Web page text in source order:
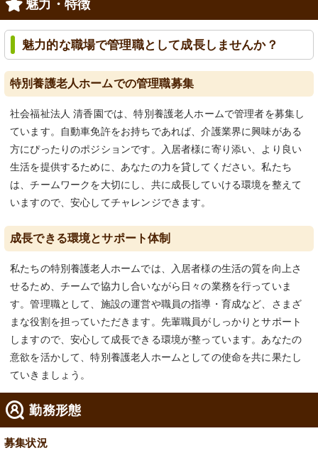
魅力・特徴
魅力的な職場で管理職として成長しませんか？
特別養護老人ホームでの管理職募集
社会福祉法人 清香園では、特別養護老人ホームで管理者を募集し
ています。自動車免許をお持ちであれば、介護業界に興味がある
方にぴったりのポジションです。入居者様に寄り添い、より良い
生活を提供するために、あなたの力を貸してください。私たち
は、チームワークを大切にし、共に成長していける環境を整えて
いますので、安心してチャレンジできます。
成長できる環境とサポート体制
私たちの特別養護老人ホームでは、入居者様の生活の質を向上さ
せるため、チームで協力し合いながら日々の業務を行っていま
す。管理職として、施設の運営や職員の指導・育成など、さまざ
まな役割を担っていただきます。先輩職員がしっかりとサポート
しますので、安心して成長できる環境が整っています。あなたの
意欲を活かして、特別養護老人ホームとしての使命を共に果たし
ていきましょう。
勤務形態
募集状況